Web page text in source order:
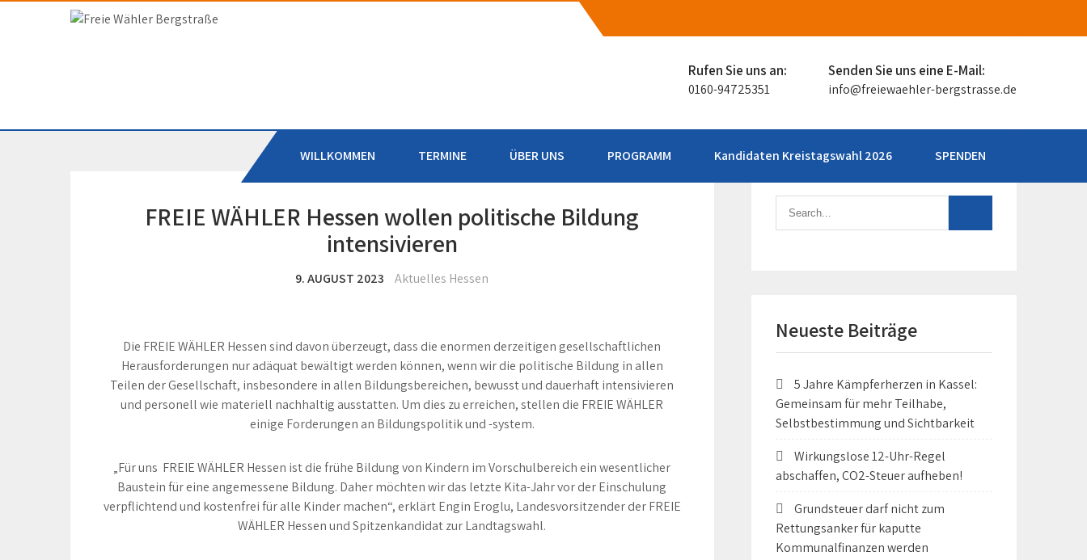
Rufen Sie uns an:
0160-94725351
Senden Sie uns eine E-Mail:
info@freiewaehler-bergstrasse.de
WILLKOMMEN TERMINE ÜBER UNS PROGRAMM Kandidaten Kreistagswahl 2026 SPENDEN
FREIE WÄHLER Hessen wollen politische Bildung
intensivieren
9. AUGUST 2023 Aktuelles Hessen
Die FREIE WÄHLER Hessen sind davon überzeugt, dass die enormen derzeitigen gesellschaftlichen
Herausforderungen nur adäquat bewältigt werden können, wenn wir die politische Bildung in allen
Teilen der Gesellschaft, insbesondere in allen Bildungsbereichen, bewusst und dauerhaft intensivieren
und personell wie materiell nachhaltig ausstatten. Um dies zu erreichen, stellen die FREIE WÄHLER
einige Forderungen an Bildungspolitik und -system.
„Für uns FREIE WÄHLER Hessen ist die frühe Bildung von Kindern im Vorschulbereich ein wesentlicher
Baustein für eine angemessene Bildung. Daher möchten wir das letzte Kita-Jahr vor der Einschulung
verpflichtend und kostenfrei für alle Kinder machen“, erklärt Engin Eroglu, Landesvorsitzender der FREIE
WÄHLER Hessen und Spitzenkandidat zur Landtagswahl.
Neueste Beiträge
5 Jahre Kämpferherzen in Kassel:
Gemeinsam für mehr Teilhabe,
Selbstbestimmung und Sichtbarkeit
Wirkungslose 12-Uhr-Regel
abschaffen, CO2-Steuer aufheben!
Grundsteuer darf nicht zum
Rettungsanker für kaputte
Kommunalfinanzen werden